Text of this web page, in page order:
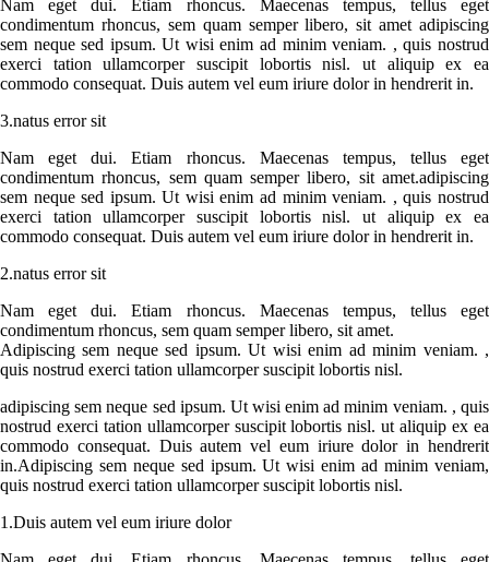
Nam eget dui. Etiam rhoncus. Maecenas tempus, tellus eget
condimentum rhoncus, sem quam semper libero, sit amet adipiscing
sem neque sed ipsum. Ut wisi enim ad minim veniam. , quis nostrud
exerci tation ullamcorper suscipit lobortis nisl. ut aliquip ex ea
commodo consequat. Duis autem vel eum iriure dolor in hendrerit in.
3.natus error sit
Nam eget dui. Etiam rhoncus. Maecenas tempus, tellus eget
condimentum rhoncus, sem quam semper libero, sit amet.adipiscing
sem neque sed ipsum. Ut wisi enim ad minim veniam. , quis nostrud
exerci tation ullamcorper suscipit lobortis nisl. ut aliquip ex ea
commodo consequat. Duis autem vel eum iriure dolor in hendrerit in.
2.natus error sit
Nam eget dui. Etiam rhoncus. Maecenas tempus, tellus eget
condimentum rhoncus, sem quam semper libero, sit amet.
Adipiscing sem neque sed ipsum. Ut wisi enim ad minim veniam. ,
quis nostrud exerci tation ullamcorper suscipit lobortis nisl.
adipiscing sem neque sed ipsum. Ut wisi enim ad minim veniam. , quis
nostrud exerci tation ullamcorper suscipit lobortis nisl. ut aliquip ex ea
commodo consequat. Duis autem vel eum iriure dolor in hendrerit
in.Adipiscing sem neque sed ipsum. Ut wisi enim ad minim veniam,
quis nostrud exerci tation ullamcorper suscipit lobortis nisl.
1.Duis autem vel eum iriure dolor